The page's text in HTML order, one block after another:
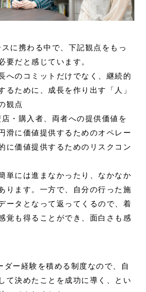
に携わる中で、下記観点をもっ
要だと感じています。
へのコミットだけでなく、継続的
るために、成長を作り出す「人」
観点
店・購入者、両者への提供価値を
滑に価値提供するためのオペレー
に価値提供するためのリスクコン
単には進まなかったり、なかなか
ります。一方で、自分の行った施
ータとなって返ってくるので、着
覚も得ることができ、面白さも感
ダー経験を積める制度なので、自
て決めたことを成功に導く、とい